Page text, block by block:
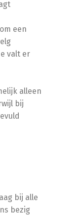
een
valt er
alleen
bij
bij alle
bezig